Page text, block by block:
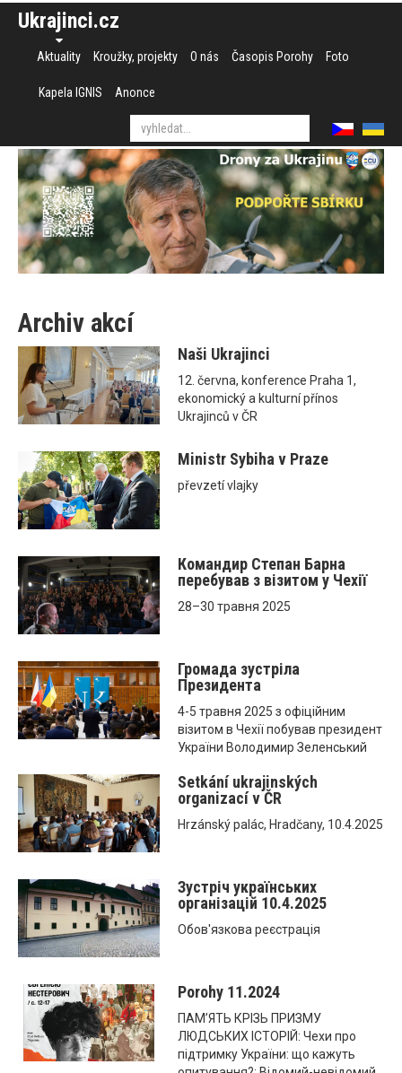
Ukrajinci.cz
Aktuality Kroužky, projekty O nás Časopis Porohy Foto
Kapela IGNIS Anonce
Archiv akcí
Naši Ukrajinci
12. června, konference Praha 1,
ekonomický a kulturní přínos
Ukrajinců v ČR
Ministr Sybiha v Praze
převzetí vlajky
Командир Степан Барна
перебував з візитом у Чехії
28–30 травня 2025
Громада зустріла
Президента
4-5 травня 2025 з офіційним
візитом в Чехії побував президент
України Володимир Зеленський
Setkání ukrajinských
organizací v ČR
Hrzánský palác, Hradčany, 10.4.2025
Зустріч українських
організацій 10.4.2025
Обов'язкова реєстрація
Porohy 11.2024
ПАМ’ЯТЬ КРІЗЬ ПРИЗМУ
ЛЮДСЬКИХ ІСТОРІЙ: Чехи про
підтримку України: що кажуть